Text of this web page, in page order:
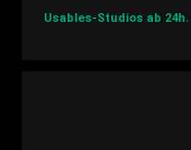
Usables-Studios ab 24h.